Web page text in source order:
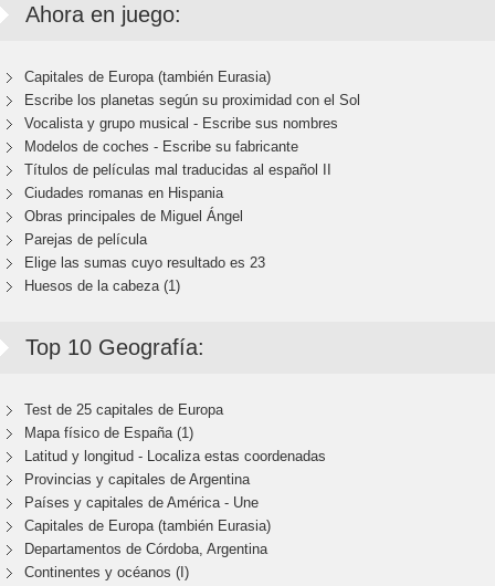
Ahora en juego:
Capitales de Europa (también Eurasia)
Escribe los planetas según su proximidad con el Sol
Vocalista y grupo musical - Escribe sus nombres
Modelos de coches - Escribe su fabricante
Títulos de películas mal traducidas al español II
Ciudades romanas en Hispania
Obras principales de Miguel Ángel
Parejas de película
Elige las sumas cuyo resultado es 23
Huesos de la cabeza (1)
Top 10 Geografía:
Test de 25 capitales de Europa
Mapa físico de España (1)
Latitud y longitud - Localiza estas coordenadas
Provincias y capitales de Argentina
Países y capitales de América - Une
Capitales de Europa (también Eurasia)
Departamentos de Córdoba, Argentina
Continentes y océanos (I)